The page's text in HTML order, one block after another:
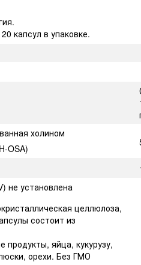
капсул в упаковке.
холином
OSA)
не установлена
целлюлоза,
состоит из
продукты, яйца, кукурузу,
орехи. Без ГМО